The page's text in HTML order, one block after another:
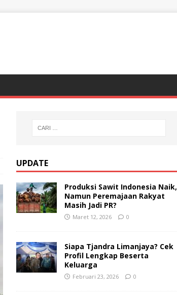
UPDATE
Produksi Sawit Indonesia Naik,
Namun Peremajaan Rakyat
Masih Jadi PR?
Maret 12, 2026 0
Siapa Tjandra Limanjaya? Cek
Profil Lengkap Beserta
Keluarga
Februari 23, 2026 0